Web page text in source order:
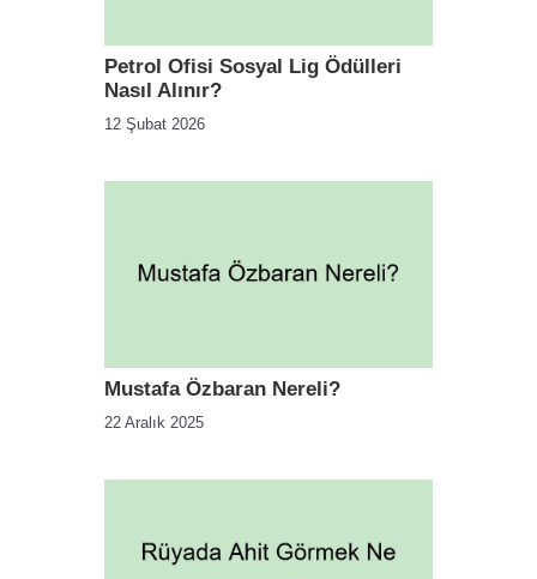
Petrol Ofisi Sosyal Lig Ödülleri
Nasıl Alınır?
12 Şubat 2026
Mustafa Özbaran Nereli?
22 Aralık 2025